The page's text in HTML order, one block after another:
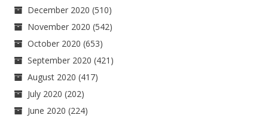
December 2020 (510)
November 2020 (542)
October 2020 (653)
September 2020 (421)
August 2020 (417)
July 2020 (202)
June 2020 (224)